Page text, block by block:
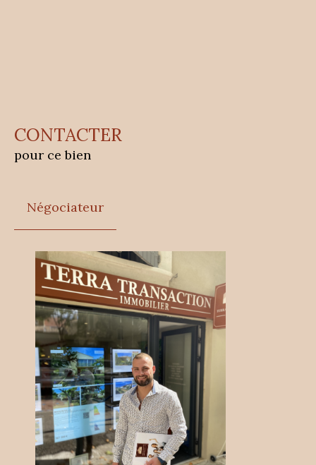
CONTACTER
pour ce bien
Négociateur